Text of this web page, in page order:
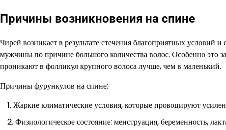
Причины возникновения на спине
Чирей возникает в результате стечения благоприятных
мужчины по причине большого количества волос. Особенно это
проникают в фолликул крупного волоса лучше, чем в маленький.
Причины фурункулов на спине:
Жаркие климатические условия, которые провоцируют
Физиологическое состояние: менструация, беременность,